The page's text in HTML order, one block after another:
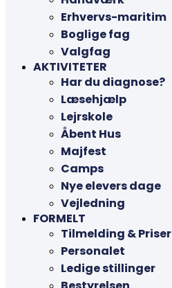
Erhvervs-maritim
Boglige fag
Valgfag
AKTIVITETER
Har du diagnose?
Læsehjælp
Lejrskole
Åbent Hus
Majfest
Camps
Nye elevers dage
Vejledning
FORMELT
Tilmelding & Priser
Personalet
Ledige stillinger